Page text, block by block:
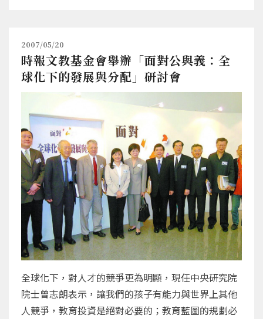
2007/05/20
時報文教基金會舉辦「面對公與義：全
球化下的發展與分配」研討會
全球化下，對人才的競爭更為明顯，現任中央研究院
院士曾志朗表示，讓我們的孩子有能力與世界上其他
人競爭，教育投資是絕對必要的；教育藍圖的規劃必